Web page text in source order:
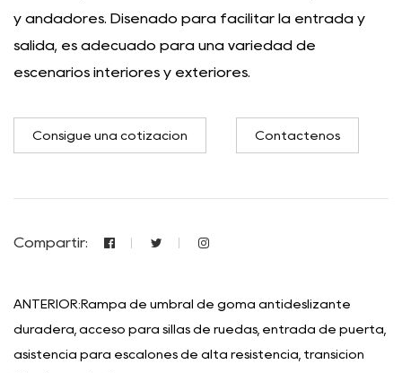
y andadores. Diseñado para facilitar la entrada y
salida, es adecuado para una variedad de
escenarios interiores y exteriores.
Consigue una cotización Contáctenos
Compartir:
ANTERIOR:Rampa de umbral de goma antideslizante
duradera, acceso para sillas de ruedas, entrada de puerta,
asistencia para escalones de alta resistencia, transición